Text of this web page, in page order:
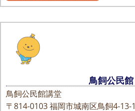
鳥飼公民館
鳥飼公民館講堂
〒814-0103福岡市城南区鳥飼4-13-1